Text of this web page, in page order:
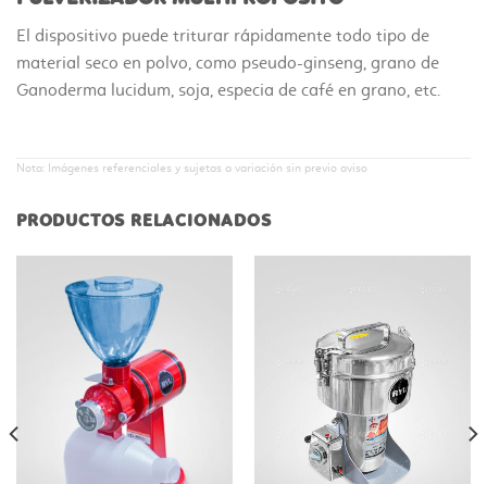
El dispositivo puede triturar rápidamente todo tipo de
material seco en polvo, como pseudo-ginseng, grano de
Ganoderma lucidum, soja, especia de café en grano, etc.
Nota: Imágenes referenciales y sujetas a variación sin previo aviso
PRODUCTOS RELACIONADOS